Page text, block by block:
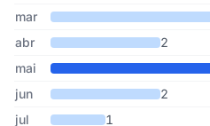
mar
abr
2
mai
jun
2
jul
1